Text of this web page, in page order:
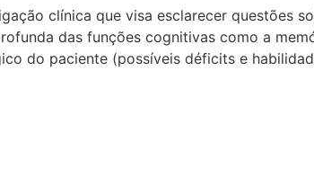
clínica que visa esclarecer questões
das funções cognitivas como a
do paciente (possíveis déficits e